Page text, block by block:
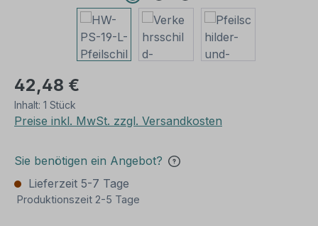
42,48 €
Inhalt: 1 Stück
Preise inkl. MwSt. zzgl. Versandkosten
Sie benötigen ein Angebot?
Lieferzeit 5-7 Tage
Produktionszeit 2-5 Tage